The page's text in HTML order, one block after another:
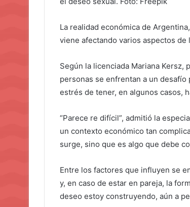
La realidad económica de
viene afectando varios aspectos
Según la licenciada Mariana Kersz,
personas se enfrentan a un
estrés de tener, en algunos casos,
“Parece re difícil”, admitió la
un contexto económico tan
surge, sino que es algo que debe
Entre los factores que influyen se
y, en caso de estar en pareja, la
deseo estoy construyendo, aún a